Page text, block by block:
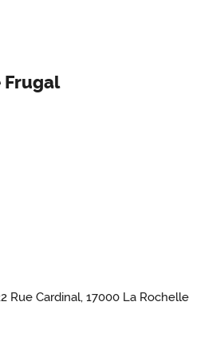
Frugal
Rue Cardinal, 17000 La Rochelle